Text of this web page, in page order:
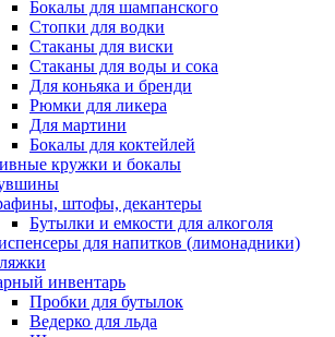
Бокалы для шампанского
Стопки для водки
Стаканы для виски
Стаканы для воды и сока
Для коньяка и бренди
Рюмки для ликера
Для мартини
Бокалы для коктейлей
кружки и бокалы
штофы, декантеры
Бутылки и емкости для алкоголя
для напитков (лимонадники)
инвентарь
Пробки для бутылок
Ведерко для льда